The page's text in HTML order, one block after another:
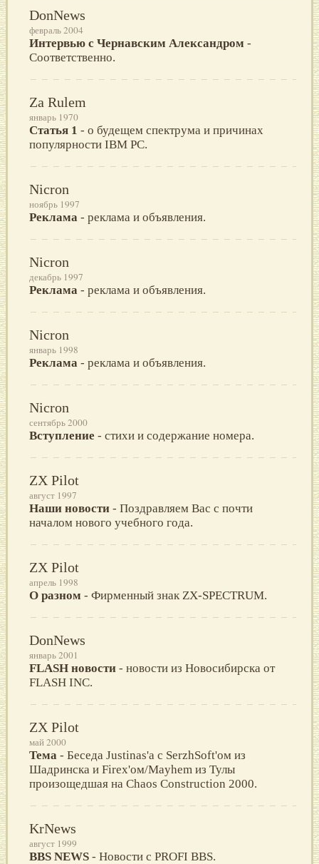
DonNews
февраль 2004
Интервью с Чернавским Александром -
Соответственно.
Za Rulem
январь 1970
Статья 1 - о будещем спектрума и причинах
популярности IBM PC.
Nicron
ноябрь 1997
Реклама - реклама и объявления.
Nicron
декабрь 1997
Реклама - реклама и объявления.
Nicron
январь 1998
Реклама - реклама и объявления.
Nicron
сентябрь 2000
Вступление - стихи и содержание номера.
ZX Pilot
август 1997
Наши новости - Поздравляем Вас с почти
началом нового учебного года.
ZX Pilot
апрель 1998
О разном - Фирменный знак ZX-SPECTRUM.
DonNews
январь 2001
FLASH новости - новости из Новосибирска от
FLASH INC.
ZX Pilot
май 2000
Тема - Беседа Justinas'a с SerzhSoft'ом из
Шадринска и Firex'ом/Mayhem из Тулы
произощедшая на Chaos Construction 2000.
KrNews
август 1999
BBS NEWS - Новости с PROFI BBS.